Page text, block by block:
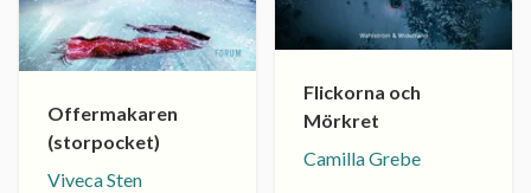
Offermakaren
(storpocket)
Viveca Sten
Flickorna och
Mörkret
Camilla Grebe